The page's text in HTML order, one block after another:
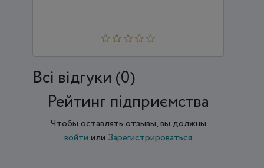
Всi відгуки (0)
Рейтинг підприємства
Чтобы оставлять отзывы, вы должны
войти или Зарегистрироваться